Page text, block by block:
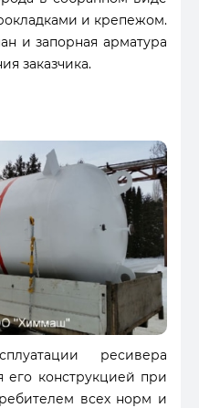
и крепежом.
и запорная арматура
заказчика.
ресивера
его конструкцией при
всех норм и